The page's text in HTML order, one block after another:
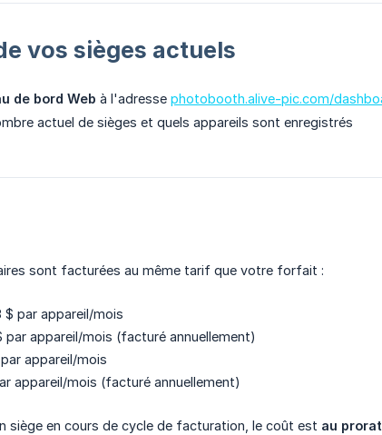
vos sièges actuels
de bord Web à l'adresse photobooth.alive-pic.com/
actuel de sièges et quels appareils sont enregistrés
sont facturées au même tarif que votre forfait :
$ par appareil/mois
par appareil/mois (facturé annuellement)
appareil/mois
appareil/mois (facturé annuellement)
siège en cours de cycle de facturation, le coût est au